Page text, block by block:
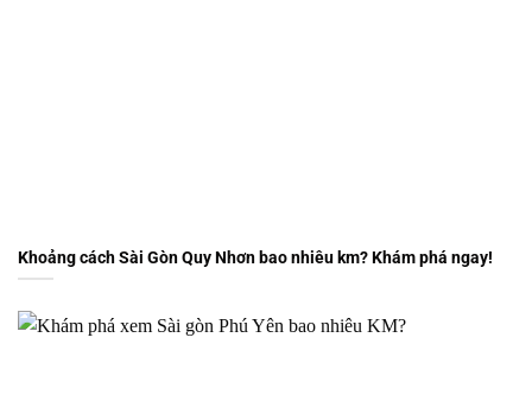
Khoảng cách Sài Gòn Quy Nhơn bao nhiêu km? Khám phá ngay!